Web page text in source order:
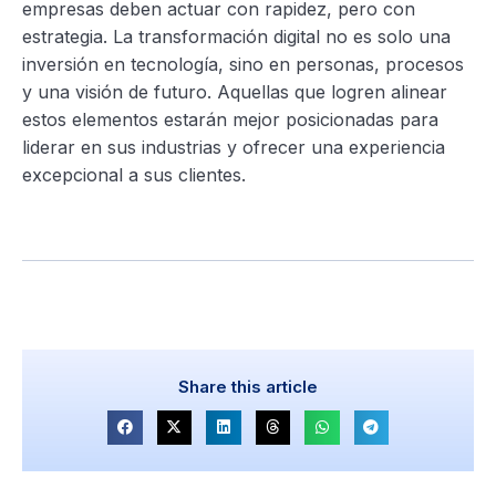
empresas deben actuar con rapidez, pero con
estrategia. La transformación digital no es solo una
inversión en tecnología, sino en personas, procesos
y una visión de futuro. Aquellas que logren alinear
estos elementos estarán mejor posicionadas para
liderar en sus industrias y ofrecer una experiencia
excepcional a sus clientes.
Share this article